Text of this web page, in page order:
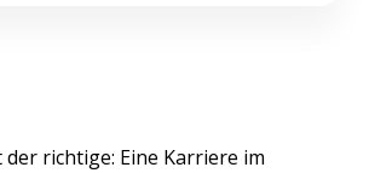
der richtige: Eine Karriere im